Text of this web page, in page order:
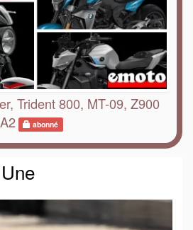
Trident 800, MT-09, Z900
abonné